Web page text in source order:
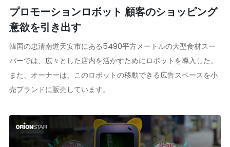
プロモーションロボット 顧客のショッピング
意欲を引き出す
韓国の忠清南道天安市にある5490平方メートルの大型食材スー
パーでは、広々とした店内を活かすためにロボットを導入した。
また、オーナーは、このロボットの移動できる広告スペースを小
売プランドに販売しています。